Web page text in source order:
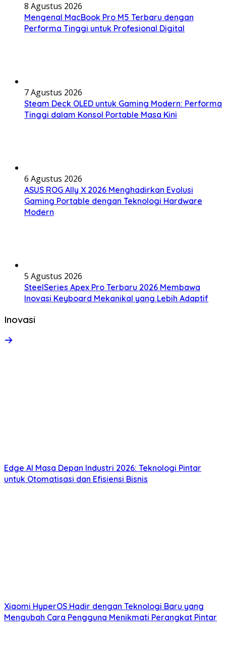
8 Agustus 2026
Mengenal MacBook Pro M5 Terbaru dengan
Performa Tinggi untuk Profesional Digital
7 Agustus 2026
Steam Deck OLED untuk Gaming Modern: Performa
Tinggi dalam Konsol Portable Masa Kini
6 Agustus 2026
ASUS ROG Ally X 2026 Menghadirkan Evolusi
Gaming Portable dengan Teknologi Hardware
Modern
5 Agustus 2026
SteelSeries Apex Pro Terbaru 2026 Membawa
Inovasi Keyboard Mekanikal yang Lebih Adaptif
Inovasi
Edge AI Masa Depan Industri 2026: Teknologi Pintar
untuk Otomatisasi dan Efisiensi Bisnis
Xiaomi HyperOS Hadir dengan Teknologi Baru yang
Mengubah Cara Pengguna Menikmati Perangkat Pintar